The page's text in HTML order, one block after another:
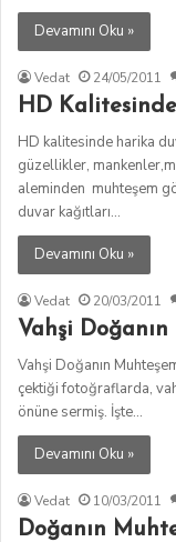
Devamını Oku »
Vedat 24/05/2011
HD
HD kalitesinde harika
güzellikler,
aleminden muhteşem
duvar kağıtları…
Devamını Oku »
Vedat 20/03/2011
Vahşi
Vahşi Doğanın
çektiği fotoğraflarda,
önüne sermiş. İşte…
Devamını Oku »
Vedat 10/03/2011
Doğanın